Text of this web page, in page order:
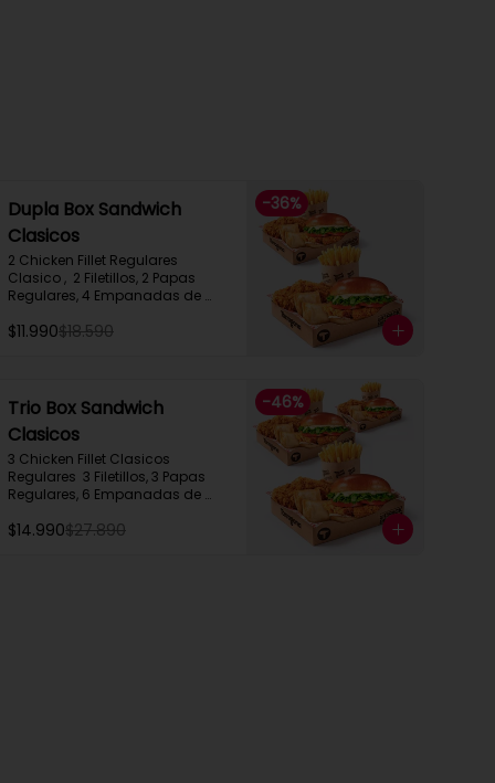
-36%
Dupla Box Sandwich
Clasicos
2 Chicken Fillet Regulares
Clasico ,  2 Filetillos, 2 Papas
Regulares, 4 Empanadas de
$11.990$18.590
-46%
Trio Box Sandwich
Clasicos
3 Chicken Fillet Clasicos
Regulares  3 Filetillos, 3 Papas
Regulares, 6 Empanadas de
$14.990$27.890